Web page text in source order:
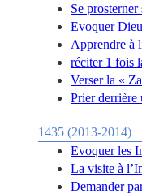
Se
Evoquer
Apprendre à
réciter 1 fois
Verser la «
Prier derrière
1435 (2013-2014)
Evoquer les
La visite à
Demander